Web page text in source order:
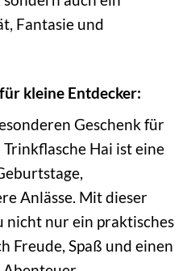
Fantasie und
kleine Entdecker:
Geschenk für
Hai ist eine
Anlässe. Mit dieser
nicht nur ein praktisches
Freude, Spaß und einen